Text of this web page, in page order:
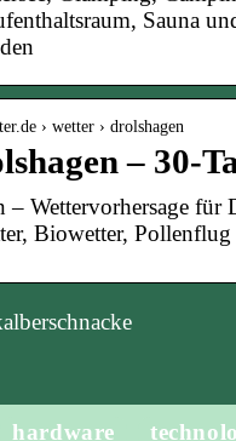
Sauna
› wetter › drolshagen
– 30-
– Wettervorhersage
Biowetter,
hardware